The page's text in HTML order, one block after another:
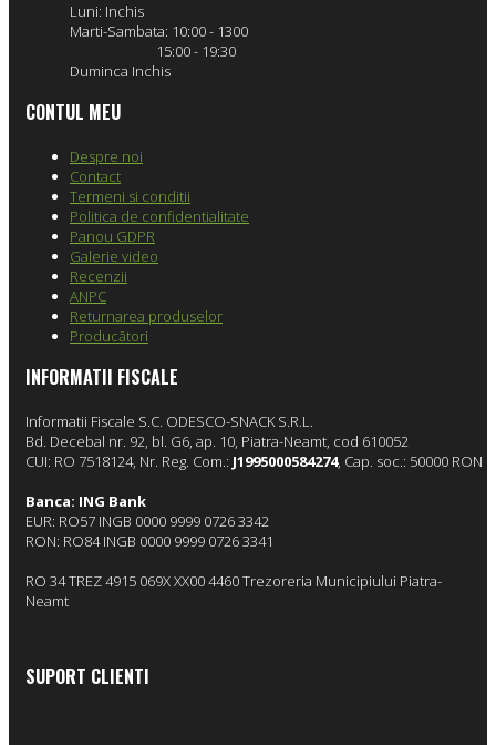
Luni: Inchis
Marti-Sambata: 10:00 - 1300
15:00 - 19:30
Duminca Inchis
CONTUL MEU
Despre noi
Contact
Termeni si conditii
Politica de confidentialitate
Panou GDPR
Galerie video
Recenzii
ANPC
Returnarea produselor
Producători
INFORMATII FISCALE
Informatii Fiscale S.C. ODESCO-SNACK S.R.L.
Bd. Decebal nr. 92, bl. G6, ap. 10, Piatra-Neamt, cod 610052
CUI: RO 7518124, Nr. Reg. Com.: J1995000584274, Cap. soc.: 50000 RON
Banca: ING Bank
EUR: RO57 INGB 0000 9999 0726 3342
RON: RO84 INGB 0000 9999 0726 3341
RO 34 TREZ 4915 069X XX00 4460 Trezoreria Municipiului Piatra-
Neamt
SUPORT CLIENTI